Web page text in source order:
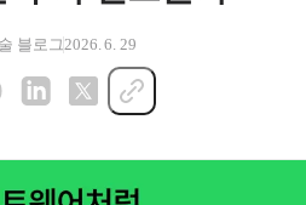
블로그2026. 6. 29